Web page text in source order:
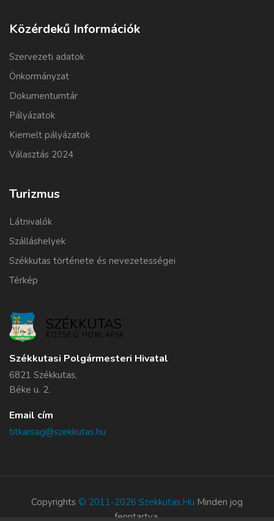
Közérdekű Információk
Szervezeti adatok
Önkormányzat
Dokumentumtár
Pályázatok
Kiemelt pályázatok
Választás 2024
Turizmus
Látnivalók
Szálláshelyek
Székkutas története és nevezetességei
Térkép
SZÉKKUTAS
KÖZSÉG HONLAPJA
Székkutasi Polgármesteri Hivatal
6821 Székkutas,
Béke u. 2.
Email cím
titkarsag@szekkutas.hu
Copyrights © 2011-2026 Szekkutas.hu Minden jog
fenntartva.